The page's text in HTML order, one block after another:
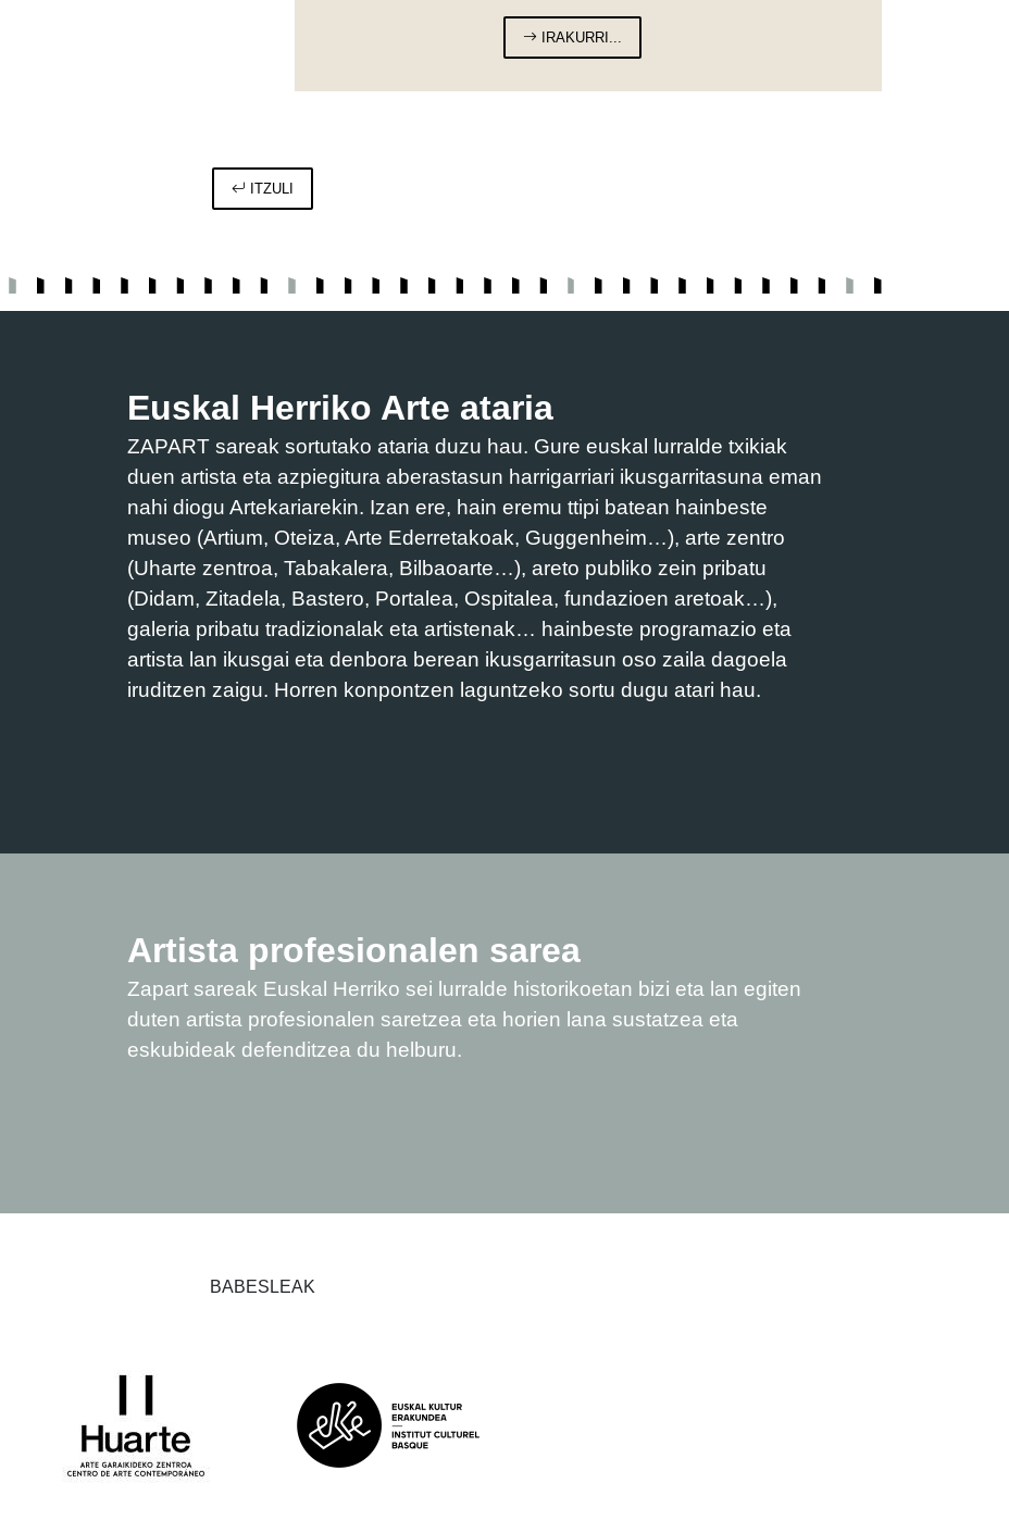
IRAKURRI...
ITZULI
Euskal Herriko Arte ataria
ZAPART sareak sortutako ataria duzu hau. Gure euskal lurralde txikiak
duen artista eta azpiegitura aberastasun harrigarriari ikusgarritasuna eman
nahi diogu Artekariarekin. Izan ere, hain eremu ttipi batean hainbeste
museo (Artium, Oteiza, Arte Ederretakoak, Guggenheim…), arte zentro
(Uharte zentroa, Tabakalera, Bilbaoarte…), areto publiko zein pribatu
(Didam, Zitadela, Bastero, Portalea, Ospitalea, fundazioen aretoak…),
galeria pribatu tradizionalak eta artistenak… hainbeste programazio eta
artista lan ikusgai eta denbora berean ikusgarritasun oso zaila dagoela
iruditzen zaigu. Horren konpontzen laguntzeko sortu dugu atari hau.
Artista profesionalen sarea
Zapart sareak Euskal Herriko sei lurralde historikoetan bizi eta lan egiten
duten artista profesionalen saretzea eta horien lana sustatzea eta
eskubideak defenditzea du helburu.
BABESLEAK